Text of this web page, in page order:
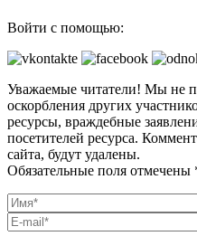
Войти с помощью:
Уважаемые читатели! Мы не
оскорбления других
ресурсы, враждебные
посетителей ресурса.
сайта, будут удалены.
Обязательные поля отмечены